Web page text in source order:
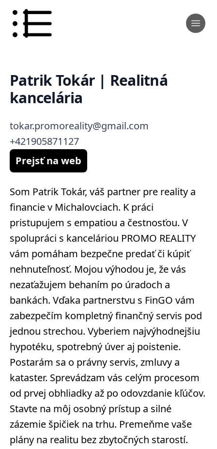
Patrik Tokár | Realitná
kancelária
tokar.promoreality@gmail.com
+421905871127
Prejsť na web
Som Patrik Tokár, váš partner pre reality a
financie v Michalovciach. K práci
pristupujem s empatiou a čestnosťou. V
spolupráci s kanceláriou PROMO REALITY
vám pomáham bezpečne predať či kúpiť
nehnuteľnosť. Mojou výhodou je, že vás
nezaťažujem behaním po úradoch a
bankách. Vďaka partnerstvu s FinGO vám
zabezpečím kompletný finančný servis pod
jednou strechou. Vyberiem najvýhodnejšiu
hypotéku, spotrebný úver aj poistenie.
Postarám sa o právny servis, zmluvy a
kataster. Sprevádzam vás celým procesom
od prvej obhliadky až po odovzdanie kľúčov.
Stavte na môj osobný prístup a silné
zázemie špičiek na trhu. Premeňme vaše
plány na realitu bez zbytočných starostí.